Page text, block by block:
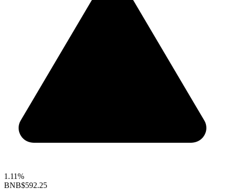
1.11%
BNB$592.25